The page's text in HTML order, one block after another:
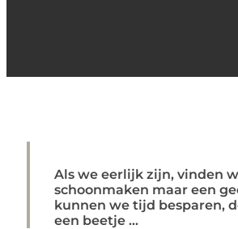
Als we eerlijk zijn, vinden
schoonmaken maar een
kunnen we tijd besparen,
een beetje ...